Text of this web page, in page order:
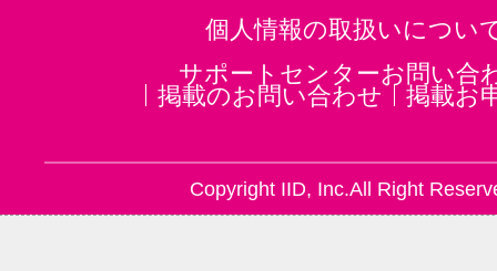
海浜幕張駅(1)個人情報の取扱いについ
サポートセンターお問い合
掲載のお問い合わせ
掲載お
Copyright IID, Inc.All Right